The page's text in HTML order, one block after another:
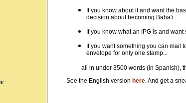
If you know about it and want the
decision about becoming Baha'i...
If you know what an IPG is and
If you want something you can mail
envelope for only one stamp...
all in under 3500 words (in Spanish),
See the English version here. And get a